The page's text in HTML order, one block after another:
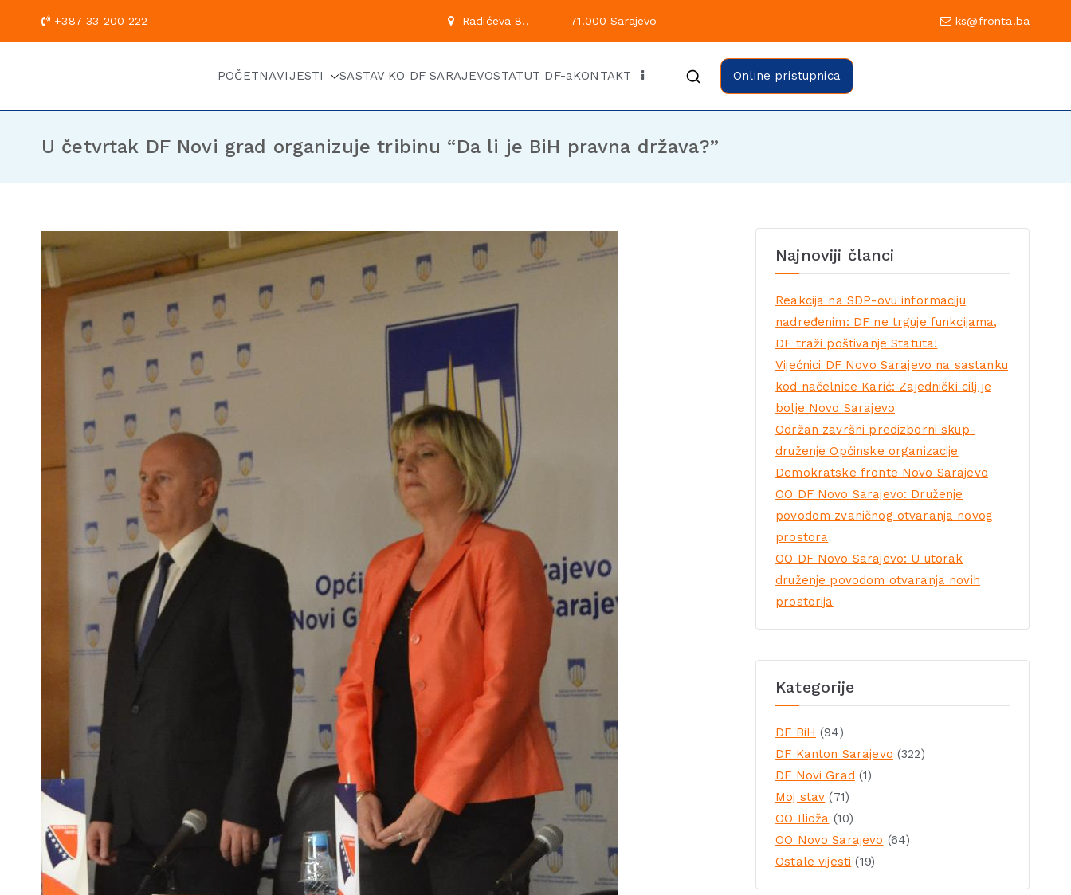
+387 33 200 222 Radićeva 8., 71.000 Sarajevo ks@fronta.ba
Kantonalni odbor Demokratske fronte Sarajevo
Službena stranica KO DF Sarajevo
POČETNAVIJESTI SASTAV KO DF SARAJEVOSTATUT DF-aKONTAKT Online pristupnica
U četvrtak DF Novi grad organizuje tribinu “Da li je BiH pravna država?”
Najnoviji članci
Reakcija na SDP-ovu informaciju
nadređenim: DF ne trguje funkcijama,
DF traži poštivanje Statuta!
Vijećnici DF Novo Sarajevo na sastanku
kod načelnice Karić: Zajednički cilj je
bolje Novo Sarajevo
Održan završni predizborni skup-
druženje Općinske organizacije
Demokratske fronte Novo Sarajevo
OO DF Novo Sarajevo: Druženje
povodom zvaničnog otvaranja novog
prostora
OO DF Novo Sarajevo: U utorak
druženje povodom otvaranja novih
prostorija
Kategorije
DF BiH (94)
DF Kanton Sarajevo (322)
DF Novi Grad (1)
Moj stav (71)
OO Ilidža (10)
OO Novo Sarajevo (64)
Ostale vijesti (19)